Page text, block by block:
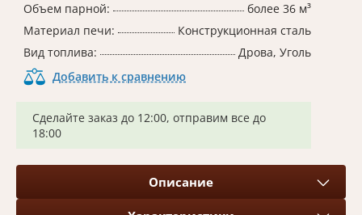
Объем парной:
более 36 м³
Материал печи:
Конструкционная сталь
Вид топлива:
Дрова, Уголь
Добавить к сравнению
Сделайте заказ до 12:00, отправим все до
18:00
Описание